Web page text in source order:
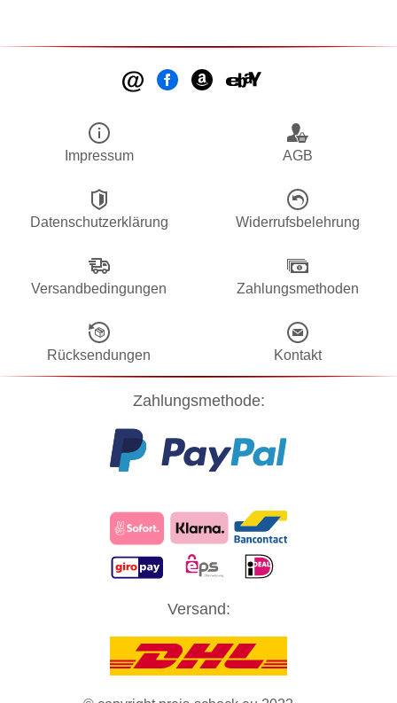
zu Ihren Rechten als Benutzer finden Sie in unserer
Cookies zu akzeptieren und direkt unsere Website besuchen zu
ZUSTIMMUNG
Impressum AGB
Datenschutzerklärung Widerrufsbelehrung
Versandbedingungen Zahlungsmethoden
Rücksendungen Kontakt
Zahlungsmethode:
Versand: